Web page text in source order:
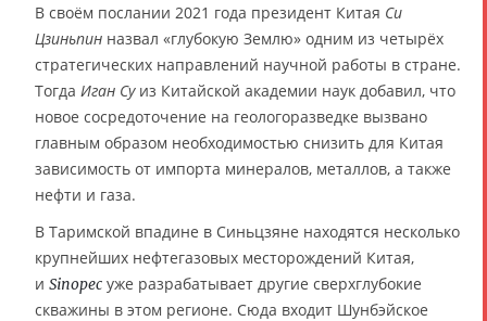
В своём послании 2021 года президент Китая Си
Цзиньпин назвал «глубокую Землю» одним из четырёх
стратегических направлений научной работы в стране.
Тогда Иган Суиз Китайской академии наук добавил, что
новое сосредоточение на геологоразведке вызвано
главным образом необходимостью снизить для Китая
зависимость от импорта минералов, металлов, а также
нефти и газа.
В Таримской впадине в Синьцзяне находятся несколько
крупнейших нефтегазовых месторождений Китая,
и Sinopec уже разрабатывает другие сверхглубокие
скважины в этом регионе. Сюда входит Шунбэйское